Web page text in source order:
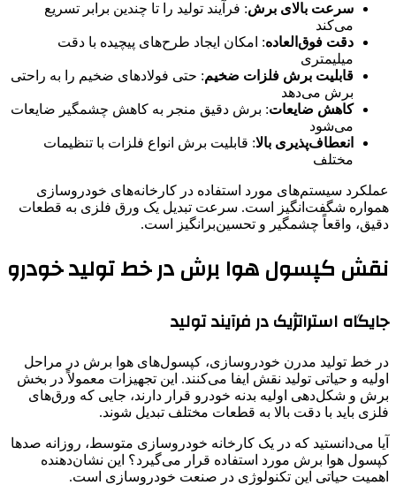
سرعت بالای برش: فرآیند تولید را تا چندین برابر تسریع
می‌کند
دقت فوق‌العاده: امکان ایجاد طرح‌های پیچیده با دقت
میلیمتری
قابلیت برش فلزات ضخیم: حتی فولادهای ضخیم را به راحتی
برش می‌دهد
کاهش ضایعات: برش دقیق منجر به کاهش چشمگیر ضایعات
می‌شود
انعطاف‌پذیری بالا: قابلیت برش انواع فلزات با تنظیمات
مختلف
عملکرد سیستم‌های مورد استفاده در کارخانه‌های خودروسازی
همواره شگفت‌انگیز است. سرعت تبدیل یک ورق فلزی به قطعات
دقیق، واقعاً چشمگیر و تحسین‌برانگیز است.
نقش کپسول هوا برش در خط تولید خودرو
جایگاه استراتژیک در فرآیند تولید
در خط تولید مدرن خودروسازی، کپسول‌های هوا برش در مراحل
اولیه و حیاتی تولید نقش ایفا می‌کنند. این تجهیزات معمولاً در بخش
برش و شکل‌دهی اولیه بدنه خودرو قرار دارند، جایی که ورق‌های
فلزی باید با دقت بالا به قطعات مختلف تبدیل شوند.
آیا می‌دانستید که در یک کارخانه خودروسازی متوسط، روزانه صدها
کپسول هوا برش مورد استفاده قرار می‌گیرد؟ این نشان‌دهنده
اهمیت حیاتی این تکنولوژی در صنعت خودروسازی است.